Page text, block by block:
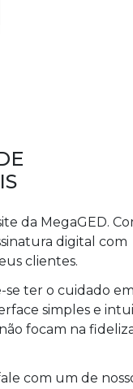
da MegaGED.
digital com
clientes.
se ter o cuidado em
simples e
focam na
com um de